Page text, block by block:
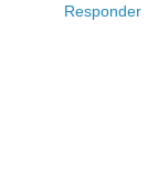
Responder